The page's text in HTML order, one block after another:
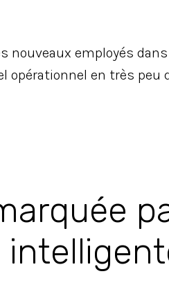
nouveaux employés
opérationnel en très peu